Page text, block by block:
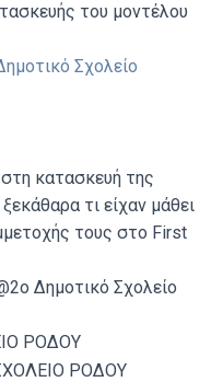
του μοντέλου
Σχολείο
κατασκευή της
τι είχαν μάθει
τους στο First
Δημοτικό Σχολείο
ΡΟΔΟΥ
ΡΟΔΟΥ